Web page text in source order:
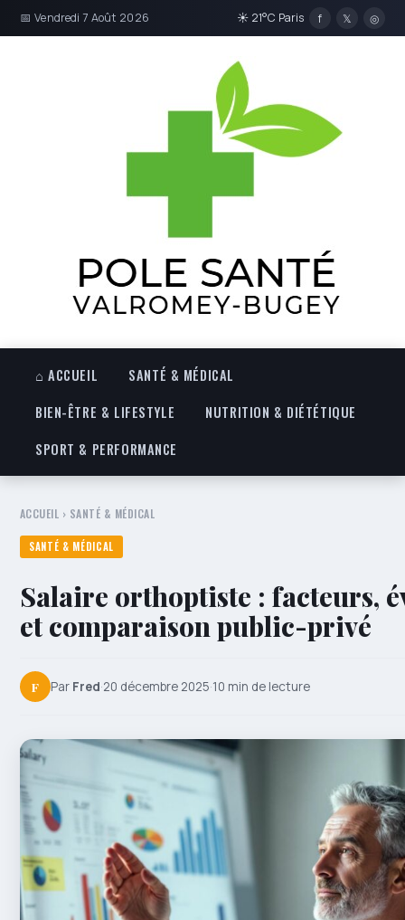
📅 Vendredi 7 Août 2026 ☀ 21°C Paris f 𝕏 ◎
⌂ ACCUEIL
SANTÉ & MÉDICAL
BIEN-ÊTRE & LIFESTYLE
NUTRITION & DIÉTÉTIQUE
SPORT & PERFORMANCE
ACCUEIL › SANTÉ & MÉDICAL
SANTÉ & MÉDICAL
Salaire orthoptiste : facteurs,
et comparaison public-privé
F Par Fred·20 décembre 2025·10 min de lecture